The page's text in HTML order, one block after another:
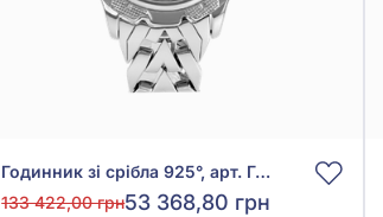
Годинник зі срібла 925°, арт. Годинник 95
133 422,00 грн53 368,80 грн